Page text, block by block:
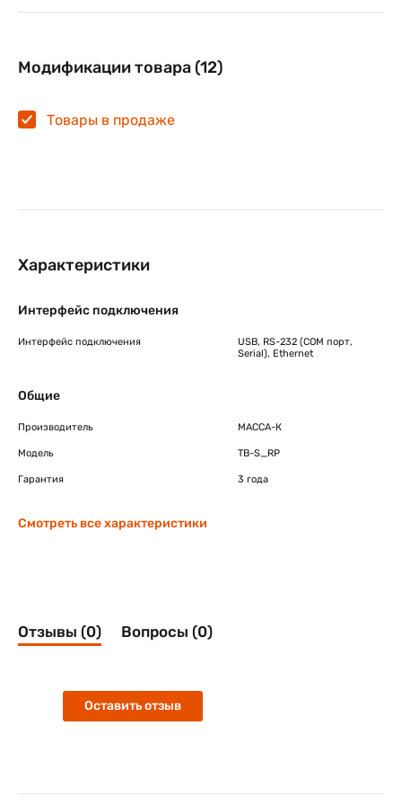
Модификации товара (12)
Товары в продаже
Характеристики
Интерфейс подключения
Интерфейс подключения
USB, RS-232 (COM порт,
Serial), Ethernet
Общие
Производитель МАССА-К
Модель TB-S_RP
Гарантия 3 года
Смотреть все характеристики
Отзывы (0) Вопросы (0)
Оставить отзыв